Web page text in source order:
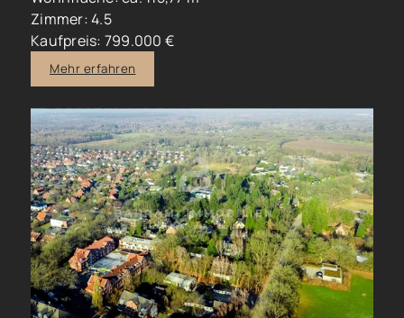
Zimmer: 4.5
Kaufpreis: 799.000 €
Mehr erfahren